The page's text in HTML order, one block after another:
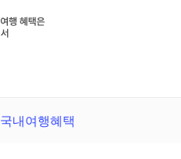
국내여행혜택